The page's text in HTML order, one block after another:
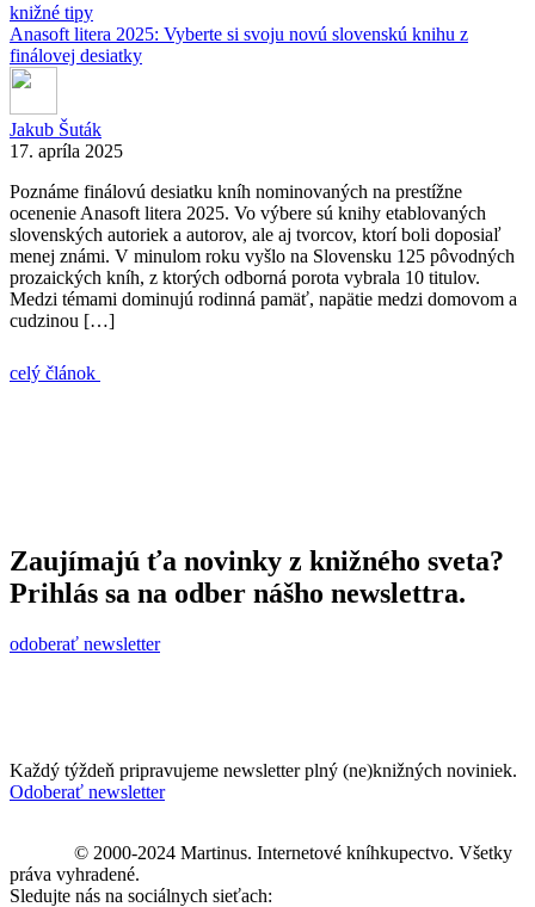
knižné tipy
Anasoft litera 2025: Vyberte si svoju novú slovenskú knihu z
finálovej desiatky
Jakub Šuták
17. apríla 2025
Poznáme finálovú desiatku kníh nominovaných na prestížne
ocenenie Anasoft litera 2025. Vo výbere sú knihy etablovaných
slovenských autoriek a autorov, ale aj tvorcov, ktorí boli doposiaľ
menej známi. V minulom roku vyšlo na Slovensku 125 pôvodných
prozaických kníh, z ktorých odborná porota vybrala 10 titulov.
Medzi témami dominujú rodinná pamäť, napätie medzi domovom a
cudzinou […]
celý článok
Zaujímajú ťa novinky z knižného sveta?
Prihlás sa na odber nášho newslettra.
odoberať newsletter
Každý týždeň pripravujeme newsletter plný (ne)knižných noviniek.
Odoberať newsletter
© 2000-2024 Martinus. Internetové kníhkupectvo. Všetky
práva vyhradené.
Sledujte nás na sociálnych sieťach: